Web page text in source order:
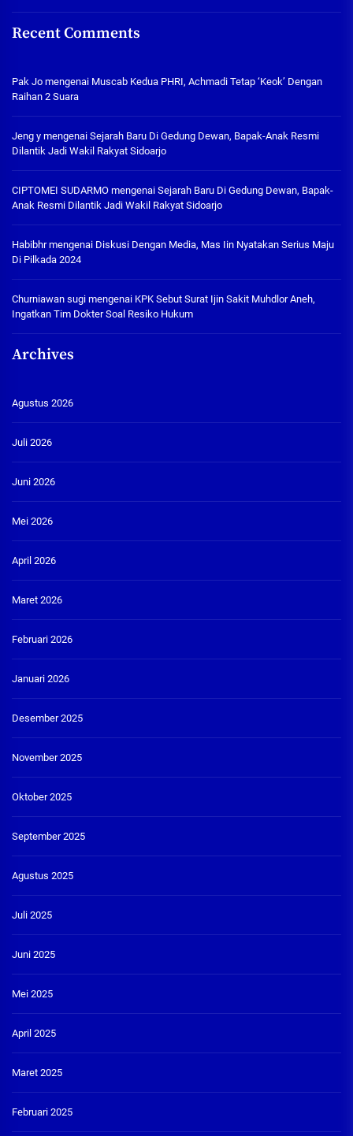
Recent Comments
Pak Jo mengenai Muscab Kedua PHRI, Achmadi Tetap ‘Keok’ Dengan
Raihan 2 Suara
Jeng y mengenai Sejarah Baru Di Gedung Dewan, Bapak-Anak Resmi
Dilantik Jadi Wakil Rakyat Sidoarjo
CIPTOMEI SUDARMO mengenai Sejarah Baru Di Gedung Dewan, Bapak-
Anak Resmi Dilantik Jadi Wakil Rakyat Sidoarjo
Habibhrmengenai Diskusi Dengan Media, Mas Iin Nyatakan Serius Maju
Di Pilkada 2024
Churniawan sugi mengenai KPK Sebut Surat Ijin Sakit Muhdlor Aneh,
Ingatkan Tim Dokter Soal Resiko Hukum
Archives
Agustus 2026
Juli 2026
Juni 2026
Mei 2026
April 2026
Maret 2026
Februari 2026
Januari 2026
Desember 2025
November 2025
Oktober 2025
September 2025
Agustus 2025
Juli 2025
Juni 2025
Mei 2025
April 2025
Maret 2025
Februari 2025